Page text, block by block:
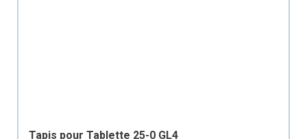
Tapis pour Tablette 25-0 GL4